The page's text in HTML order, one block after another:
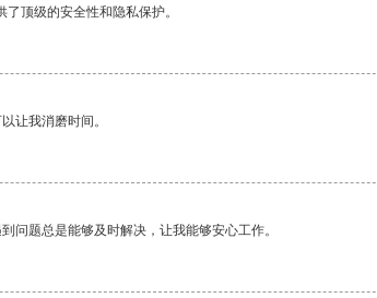
顶级的安全性和隐私保护。
让我消磨时间。
问题总是能够及时解决，让我能够安心工作。